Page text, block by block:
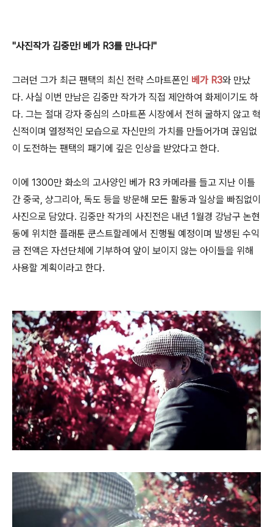
"사진작가 김중만! 베가 R3를 만나다!"
그러던 그가 최근 팬택의 최신 전략 스마트폰인 베가 R3와 만났
다. 사실 이번 만남은 김중만 작가가 직접 제안하여 화제이기도 하
다. 그는 절대 강자 중심의 스마트폰 시장에서 전혀 굴하지 않고 혁
신적이며 열정적인 모습으로 자신만의 가치를 만들어가며 끊임없
이 도전하는 팬택의 패기에 깊은 인상을 받았다고 한다.
이에 1300만 화소의 고사양인 베가 R3 카메라를 들고 지난 이틀
간 중국, 샹그리아, 독도 등을 방문해 모든 활동과 일상을 빠짐없이
사진으로 담았다. 김중만 작가의 사진전은 내년 1월경 강남구 논현
동에 위치한 플래툰 쿤스트할레에서 진행될 예정이며 발생된 수익
금 전액은 자선단체에 기부하여 앞이 보이지 않는 아이들을 위해
사용할 계획이라고 한다.